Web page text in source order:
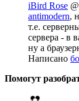
iBird Rose
antimodern,
т.е.
сервера - в
ну а
Написано
Помогут